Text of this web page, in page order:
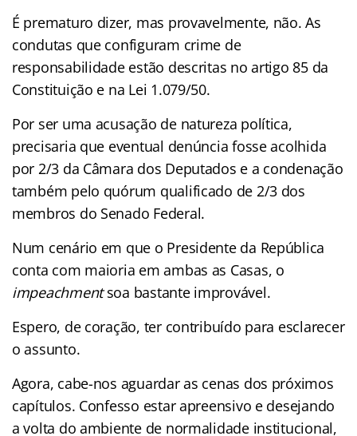
É prematuro dizer, mas provavelmente, não. As
condutas que configuram crime de
responsabilidade estão descritas no artigo 85 da
Constituição e na Lei 1.079/50.
Por ser uma acusação de natureza política,
precisaria que eventual denúncia fosse acolhida
por 2/3 da Câmara dos Deputados e a condenação
também pelo quórum qualificado de 2/3 dos
membros do Senado Federal.
Num cenário em que o Presidente da República
conta com maioria em ambas as Casas, o
impeachmentsoa bastante improvável.
Espero, de coração, ter contribuído para esclarecer
o assunto.
Agora, cabe-nos aguardar as cenas dos próximos
capítulos. Confesso estar apreensivo e desejando
a volta do ambiente de normalidade institucional,